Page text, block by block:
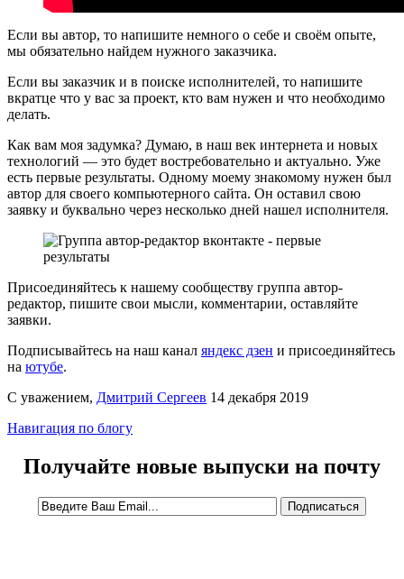
Если вы автор, то напишите немного о себе и своём опыте,
мы обязательно найдем нужного заказчика.
Если вы заказчик и в поиске исполнителей, то напишите
вкратце что у вас за проект, кто вам нужен и что необходимо
делать.
Как вам моя задумка? Думаю, в наш век интернета и новых
технологий — это будет востребовательно и актуально. Уже
есть первые результаты. Одному моему знакомому нужен был
автор для своего компьютерного сайта. Он оставил свою
заявку и буквально через несколько дней нашел исполнителя.
Присоединяйтесь к нашему сообществу группа автор-
редактор, пишите свои мысли, комментарии, оставляйте
заявки.
Подписывайтесь на наш канал яндекс дзен и присоединяйтесь
на ютубе.
С уважением, Дмитрий Сергеев 14 декабря 2019
Навигация по блогу
Получайте новые выпуски на почту